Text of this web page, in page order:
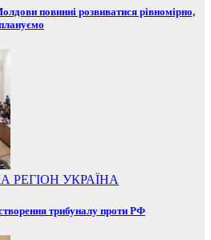
повинні розвиватися рівномірно,
РЕГІОН УКРАЇНА
трибуналу проти РФ